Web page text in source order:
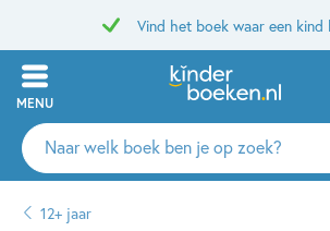
Vind het boek waar een
MENU
Zoeken
naar
auteurs
12+ jaar